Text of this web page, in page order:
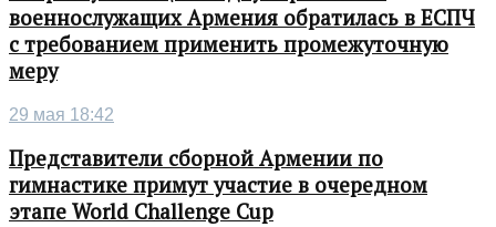
военнослужащих Армения обратилась в ЕСПЧ
с требованием применить промежуточную
меру
29 мая 18:42
Представители сборной Армении по
гимнастике примут участие в очередном
этапе World Challenge Cup